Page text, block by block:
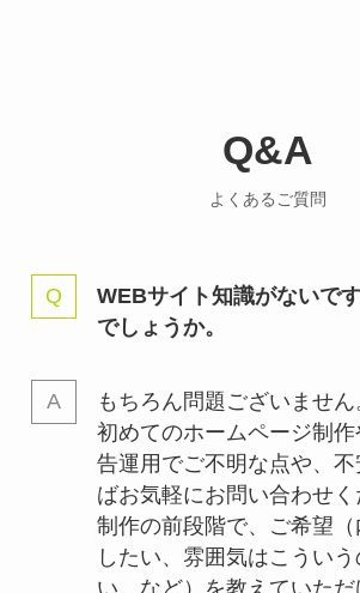
Q&A
よくあるご質問
WEBサイト知識がないで
でしょうか。
もちろん問題ございません
初めてのホームページ制
告運用でご不明な点や、
ばお気軽にお問い合わせく
制作の前段階で、ご希望（
したい、雰囲気はこうい